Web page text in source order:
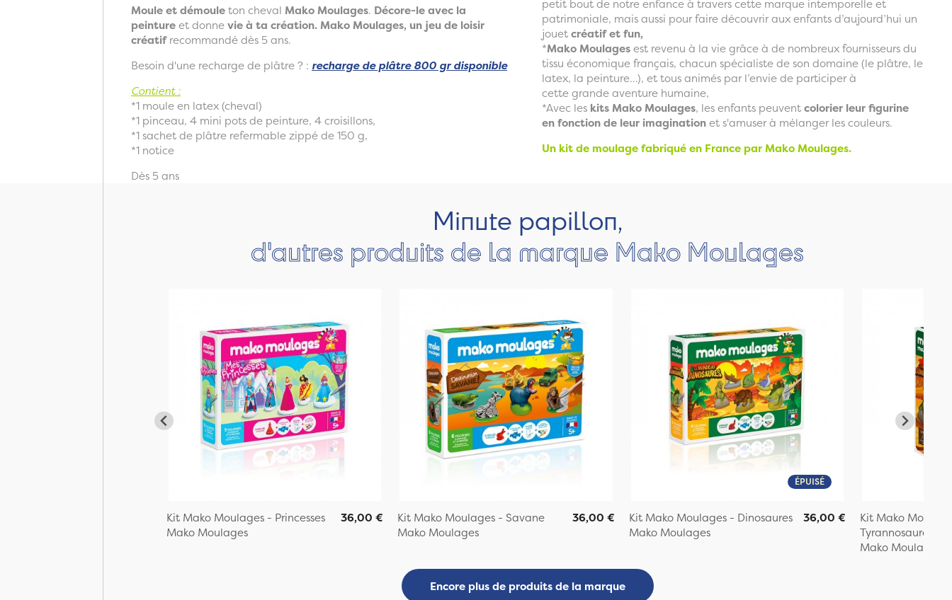
Moule et démouleton cheval Mako Moulages. Décore-le avec la
peintureet donnevie à ta création. Mako Moulages, un jeu de loisir
créatifrecommandé dès 5 ans.
Besoin d'une recharge de plâtre ? : recharge de plâtre 800 gr disponible
Contient :
*1 moule en latex (cheval)
*1 pinceau, 4 mini pots de peinture, 4 croisillons,
*1 sachet de plâtre refermable zippé de 150 g,
*1 notice
Dès 5 ans
petit bout de notre enfance à travers cette marque intemporelle et
patrimoniale, mais aussi pour fairedécouvrir aux enfants d’aujourd’hui un
jouetcréatif et fun,
*Mako Moulagesest revenu à la vie grâce à de nombreux fournisseurs du
tissu économique français, chacun spécialiste de son domaine (le plâtre, le
latex, la peinture…), et tous animés par l’envie de participer à
cette grande aventure humaine,
*Avec les kits Mako Moulages, les enfants peuventcolorier leur figurine
en fonction de leur imaginationet s'amuser à mélanger les couleurs.
Un kit de moulage fabriqué en France par Mako Moulages.
Minute papillon,
d'autres produits de la marque Mako Moulages
Kit Mako Moulages - Princesses
Mako Moulages
36,00 €
Kit Mako Moulages - Savane
Mako Moulages
36,00 €
ÉPUISÉ
Kit Mako Moulages - Dinosaures
Mako Moulages
36,00 €
Kit Mako
Tyrannosaure
Mako Moulages
Encore plus de produits de la marque